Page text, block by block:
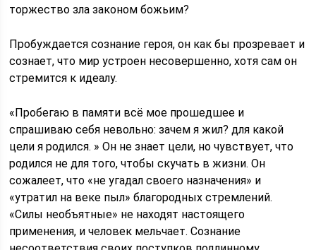
торжество зла законом божьим?
Пробуждается сознание героя, он как бы прозревает и
сознает, что мир устроен несовершенно, хотя сам он
стремится к идеалу.
«Пробегаю в памяти всё мое прошедшее и
спрашиваю себя невольно: зачем я жил? для какой
цели я родился. » Он не знает цели, но чувствует, что
родился не для того, чтобы скучать в жизни. Он
сожалеет, что «не угадал своего назначения» и
«утратил на веке пыл» благородных стремлений.
«Силы необъятные» не находят настоящего
применения, и человек мельчает. Сознание